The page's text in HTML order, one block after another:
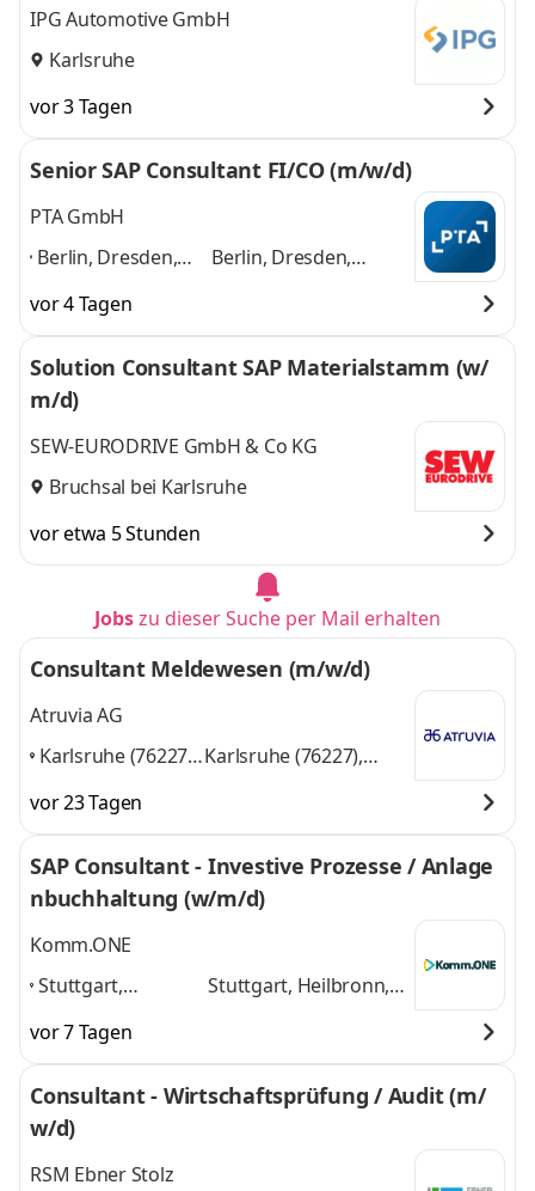
IPG Automotive GmbH
Karlsruhe
vor 3 Tagen
Senior SAP Consultant FI/CO (m/w/d)
PTA GmbH
Berlin, Dresden,
Frankfurt,
Hamburg,
Karlsruhe, Kassel,
Köln, Mannheim,
Berlin, Dresden,
Kassel, Köln,
Mannheim, München
vor 4 Tagen
Solution Consultant SAP Materialstamm (w/
m/d)
SEW-EURODRIVE GmbH & Co KG
Bruchsal bei Karlsruhe
vor etwa 5 Stunden
Jobszu dieser Suche per Mail erhalten
Consultant Meldewesen (m/w/d)
Atruvia AG
Karlsruhe (76227),
Aschheim (85609)
Karlsruhe (76227),
1 weitere
vor 23 Tagen
SAP Consultant - Investive Prozesse / Anlage
nbuchhaltung (w/m/d)
Komm.ONE
Stuttgart,
Freiburg,
Heidelberg,
Karlsruhe, Ulm,
Reutlingen
Stuttgart, Heilbronn,
Reutlingenund 5
weitere
vor 7 Tagen
Consultant - Wirtschaftsprüfung / Audit (m/
w/d)
RSM Ebner Stolz